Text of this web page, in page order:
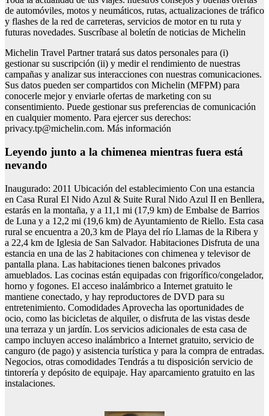
de automóviles, motos y neumáticos, rutas, actualizaciones de tráfico
y flashes de la red de carreteras, servicios de motor en tu ruta y
futuras novedades. Suscríbase al boletín de noticias de Michelin
Michelin Travel Partner tratará sus datos personales para (i)
gestionar su suscripción (ii) y medir el rendimiento de nuestras
campañas y analizar sus interacciones con nuestras comunicaciones.
Sus datos pueden ser compartidos con Michelin (MFPM) para
conocerle mejor y enviarle ofertas de marketing con su
consentimiento. Puede gestionar sus preferencias de comunicación
en cualquier momento. Para ejercer sus derechos:
privacy.tp@michelin.com. Más información
Leyendo junto a la chimenea mientras fuera está
nevando
Inaugurado: 2011 Ubicación del establecimiento Con una estancia
en Casa Rural El Nido Azul & Suite Rural Nido Azul II en Benllera,
estarás en la montaña, y a 11,1 mi (17,9 km) de Embalse de Barrios
de Luna y a 12,2 mi (19,6 km) de Ayuntamiento de Riello. Esta casa
rural se encuentra a 20,3 km de Playa del río Llamas de la Ribera y
a 22,4 km de Iglesia de San Salvador. Habitaciones Disfruta de una
estancia en una de las 2 habitaciones con chimenea y televisor de
pantalla plana. Las habitaciones tienen balcones privados
amueblados. Las cocinas están equipadas con frigorífico/congelador,
horno y fogones. El acceso inalámbrico a Internet gratuito le
mantiene conectado, y hay reproductores de DVD para su
entretenimiento. Comodidades Aprovecha las oportunidades de
ocio, como las bicicletas de alquiler, o disfruta de las vistas desde
una terraza y un jardín. Los servicios adicionales de esta casa de
campo incluyen acceso inalámbrico a Internet gratuito, servicio de
canguro (de pago) y asistencia turística y para la compra de entradas.
Negocios, otras comodidades Tendrás a tu disposición servicio de
tintorería y depósito de equipaje. Hay aparcamiento gratuito en las
instalaciones.